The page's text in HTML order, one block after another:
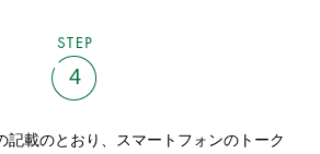
4
記載のとおり、スマートフォンのトーク